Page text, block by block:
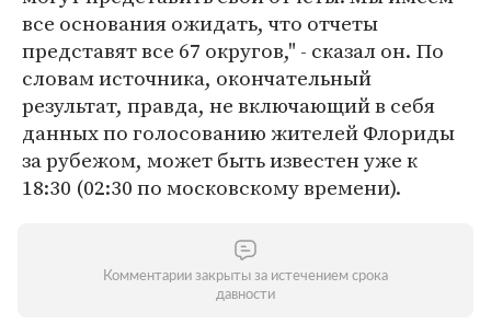
все основания ожидать, что отчеты
представят все 67 округов," - сказал он. По
словам источника, окончательный
результат, правда, не включающий в себя
данных по голосованию жителей Флориды
за рубежом, может быть известен уже к
18:30 (02:30 по московскому времени).
Комментарии закрыты за истечением срока
давности